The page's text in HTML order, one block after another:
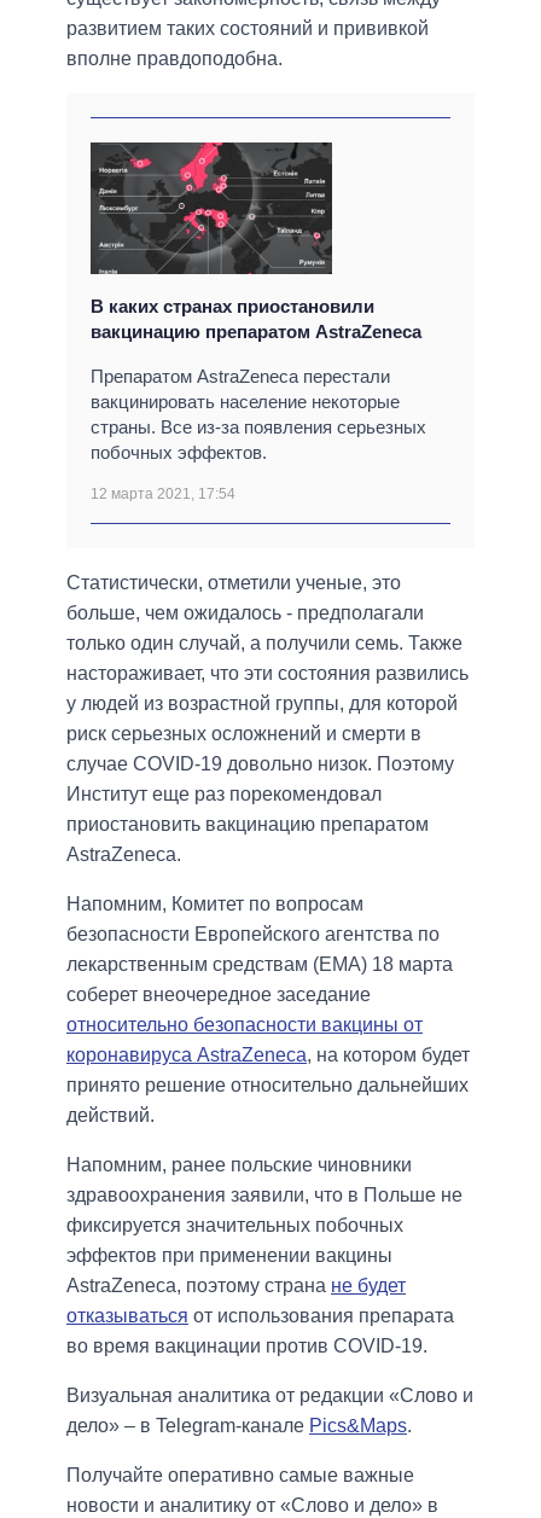
развитием таких состояний и прививкой
вполне правдоподобна.
В каких странах приостановили
вакцинацию препаратом AstraZeneca
Препаратом AstraZeneca перестали
вакцинировать население некоторые
страны. Все из-за появления серьезных
побочных эффектов.
12 марта 2021, 17:54
Статистически, отметили ученые, это
больше, чем ожидалось - предполагали
только один случай, а получили семь. Также
настораживает, что эти состояния развились
у людей из возрастной группы, для которой
риск серьезных осложнений и смерти в
случае COVID-19 довольно низок. Поэтому
Институт еще раз порекомендовал
приостановить вакцинацию препаратом
AstraZeneca.
Напомним, Комитет по вопросам
безопасности Европейского агентства по
лекарственным средствам (EMA) 18 марта
соберет внеочередное заседание
относительно безопасности вакцины от
коронавируса AstraZeneca, на котором будет
принято решение относительно дальнейших
действий.
Напомним, ранее польские чиновники
здравоохранения заявили, что в Польше не
фиксируется значительных побочных
эффектов при применении вакцины
AstraZeneca, поэтому страна не будет
отказываться от использования препарата
во время вакцинации против COVID-19.
Визуальная аналитика от редакции «Слово и
дело» – в Telegram-канале Pics&Maps.
Получайте оперативно самые важные
новости и аналитику от «Слово и дело» в